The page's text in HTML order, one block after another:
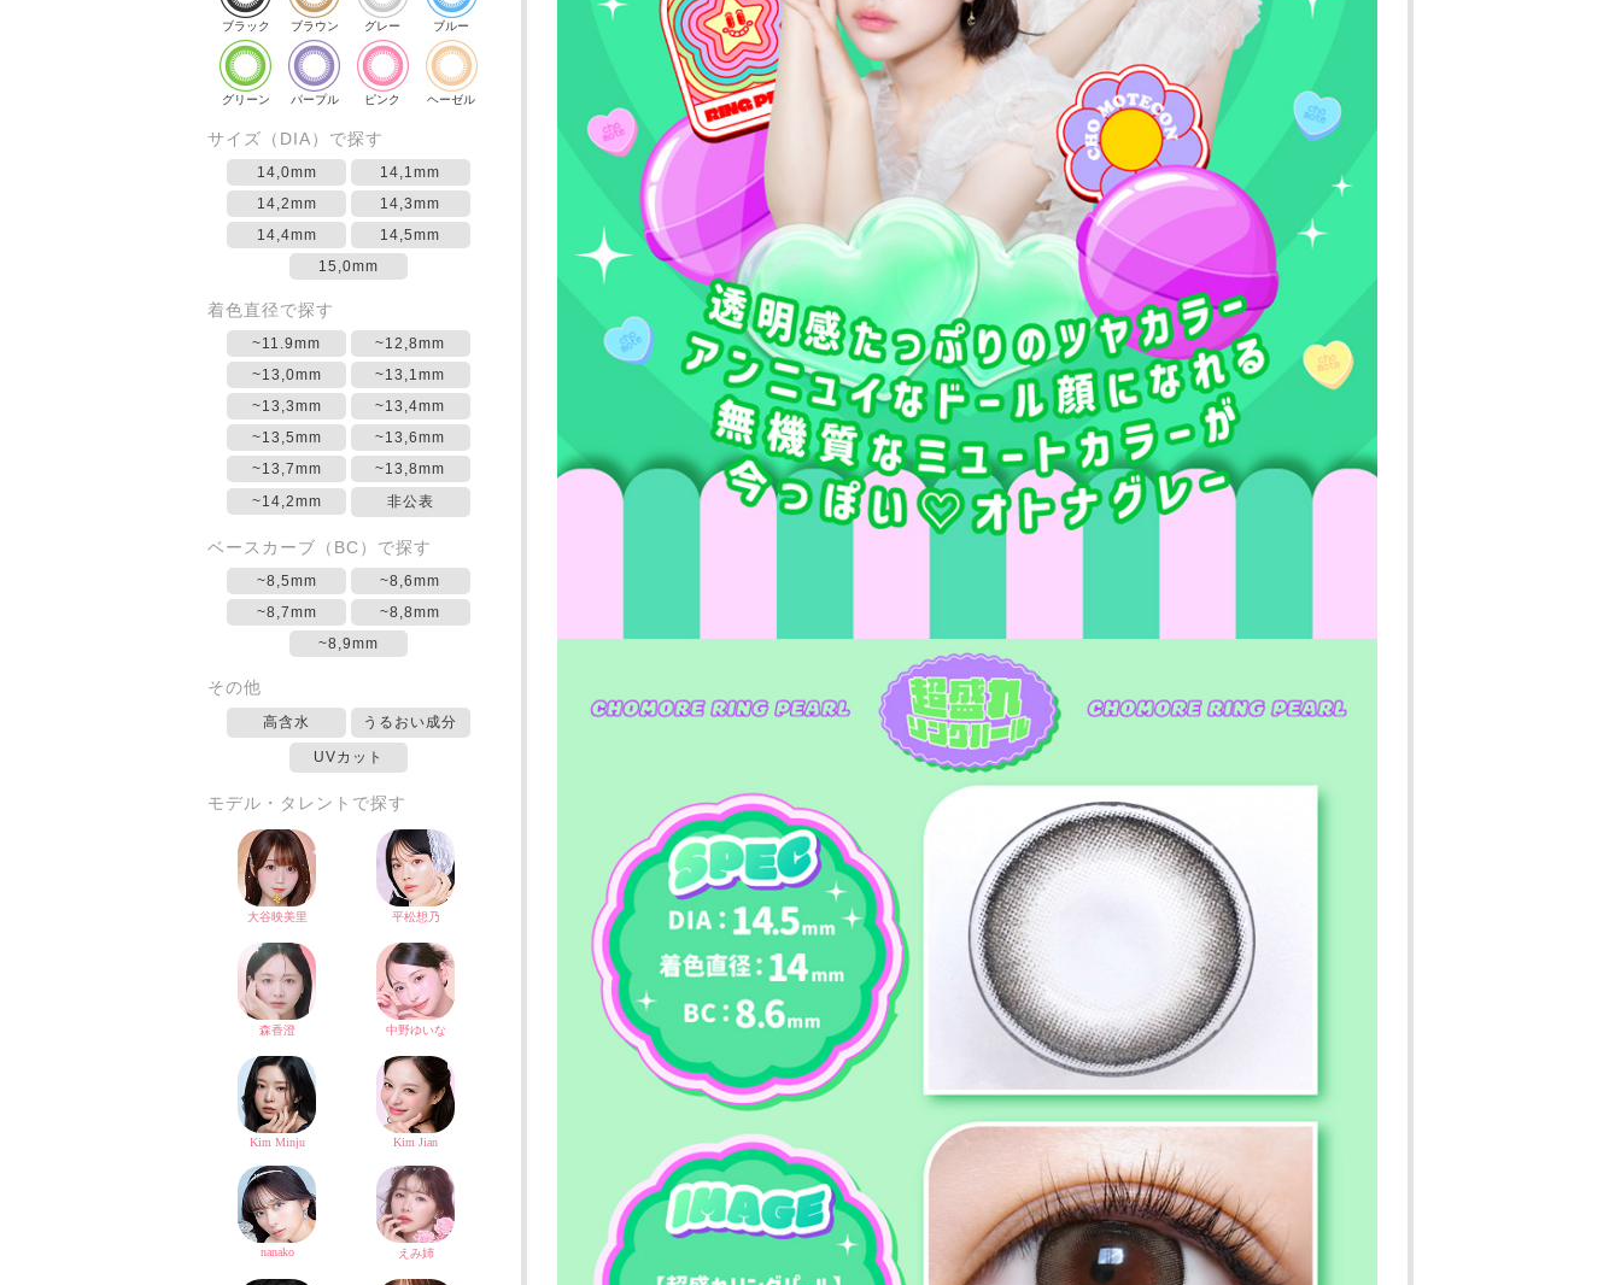
ブラック ブラウン グレー ブルー
グリーン パープル ピンク ヘーゼル
サイズ（DIA）で探す
14,0mm
14,1mm
14,2mm
14,3mm
14,4mm
14,5mm
15,0mm
着色直径で探す
~11.9mm
~12,8mm
~13,0mm
~13,1mm
~13,3mm
~13,4mm
~13,5mm
~13,6mm
~13,7mm
~13,8mm
~14,2mm
非公表
ベースカーブ（BC）で探す
~8,5mm
~8,6mm
~8,7mm
~8,8mm
~8,9mm
その他
高含水 うるおい成分
UVカット
モデル・タレントで探す